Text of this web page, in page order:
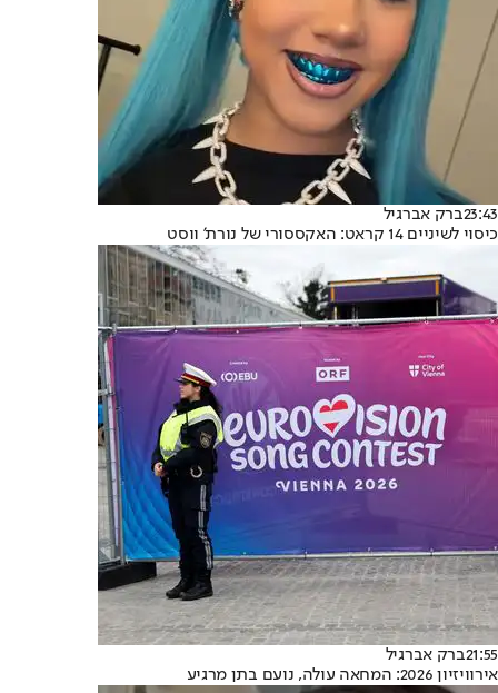
23:43ברק אברגיל
כיסוי לשיניים 14 קראט: האקססורי של נורת' ווסט
21:55ברק אברגיל
אירוויזיון 2026: המחאה עולה, נועם בתן מרגיע